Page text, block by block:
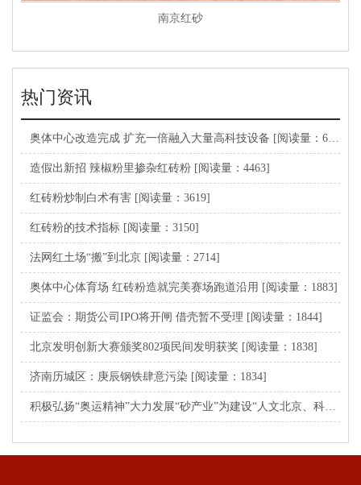
南京红砂
热门资讯
奥体中心改造完成 扩充一倍融入大量高科技设备 [阅读量：6446]
造假出新招 辣椒粉里掺杂红砖粉 [阅读量：4463]
红砖粉炒制白术有害 [阅读量：3619]
红砖粉的技术指标 [阅读量：3150]
法网红土场“搬”到北京 [阅读量：2714]
奥体中心体育场 红砖粉造就完美赛场跑道沿用 [阅读量：1883]
证监会：期货公司IPO将开闸 借壳暂不受理 [阅读量：1844]
北京发明创新大赛颁奖802项民间发明获奖 [阅读量：1838]
济南历城区：庚辰钢铁肆意污染 [阅读量：1834]
积极弘扬“奥运精神”大力发展“砂产业”为建设“人文北京、科技北京、绿色北京”而努力